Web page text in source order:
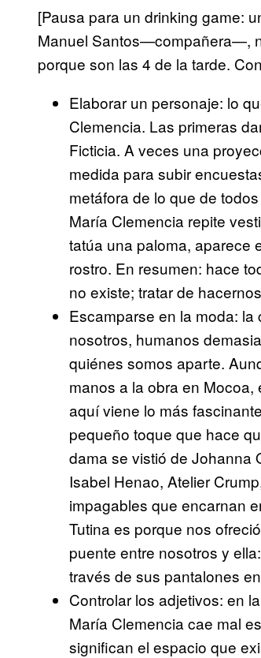
[Pausa para un drinking game:
Manuel Santos—compañera—,
porque son las 4 de la tarde.
Elaborar un personaje: lo
Clemencia. Las primeras
Ficticia. A veces una
medida para subir
metáfora de lo que de
María Clemencia repite
tatúa una paloma, aparece
rostro. En resumen: hace
no existe; tratar de
Escamparse en la moda:
nosotros, humanos
quiénes somos aparte.
manos a la obra en
aquí viene lo más
pequeño toque que hace
dama se vistió de Johanna
Isabel Henao, Atelier
impagables que encarnan
Tutina es porque nos
puente entre nosotros y
través de sus pantalones
Controlar los adjetivos: en
María Clemencia cae mal
significan el espacio que